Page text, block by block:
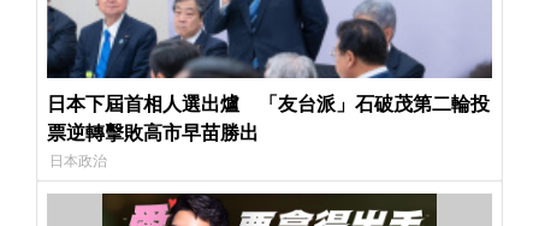
日本下屆首相人選出爐 「友台派」石破茂第二輪投
票逆轉擊敗高市早苗勝出
日本政治